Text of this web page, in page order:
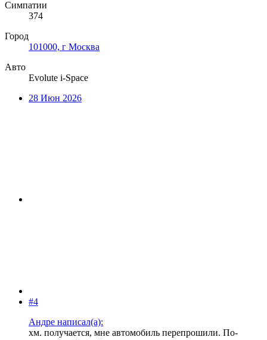
Симпатии
374
Город
101000, г Москва
Авто
Evolute i-Space
28 Июн 2026
#4
Андре написал(а):
хм. получается, мне автомобиль перепрошили. По-